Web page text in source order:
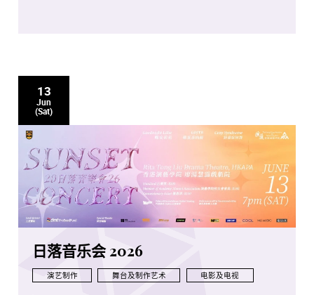
13
Jun
(Sat)
日落音乐会 2026
演艺制作 舞台及制作艺术 电影及电视